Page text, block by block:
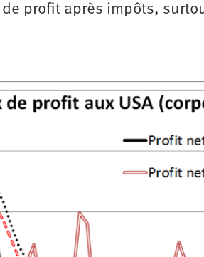
profit après impôts,